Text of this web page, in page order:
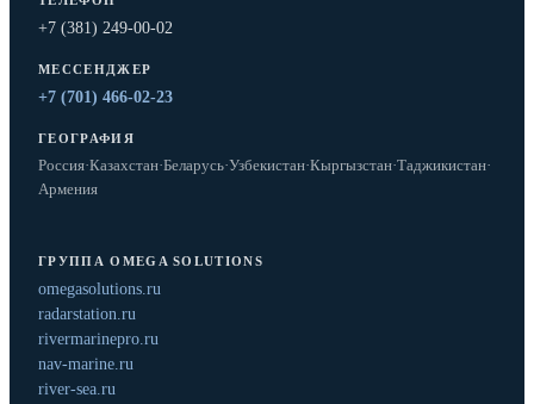
+7 (381) 249-00-02
МЕССЕНДЖЕР
+7 (701) 466-02-23
ГЕОГРАФИЯ
Россия·Казахстан·Беларусь·Узбекистан·Кыргызстан·Таджикистан·
Армения
ГРУППА OMEGA SOLUTIONS
omegasolutions.ru
radarstation.ru
rivermarinepro.ru
nav-marine.ru
river-sea.ru